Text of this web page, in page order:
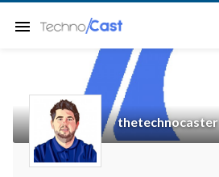
menu
thetechnocaster